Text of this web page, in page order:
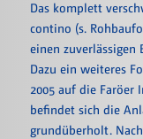
Das komplett
contino (s.
einen zuverlässigen
Dazu ein weiteres
2005 auf die
befindet sich die
grundüberholt.